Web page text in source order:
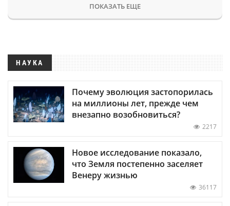
ПОКАЗАТЬ ЕЩЕ
НАУКА
Почему эволюция застопорилась
на миллионы лет, прежде чем
внезапно возобновиться?
2217
Новое исследование показало,
что Земля постепенно заселяет
Венеру жизнью
36117